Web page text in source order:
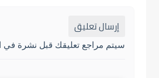
إرسال تعليق
سيتم مراجع تعليقك قبل نشرة في